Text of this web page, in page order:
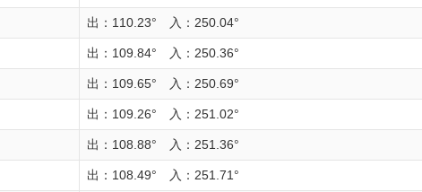
出：110.23° 入：250.04°
出：109.84° 入：250.36°
出：109.65° 入：250.69°
出：109.26° 入：251.02°
出：108.88° 入：251.36°
出：108.49° 入：251.71°